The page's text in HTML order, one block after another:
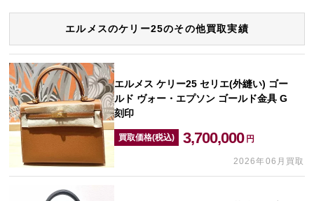
エルメスのケリー25のその他買取実績
エルメス ケリー25 セリエ(外縫い) ゴー
ルド ヴォー・エプソン ゴールド金具 G
刻印
買取価格(税込) 3,700,000 円
2026年06月買取